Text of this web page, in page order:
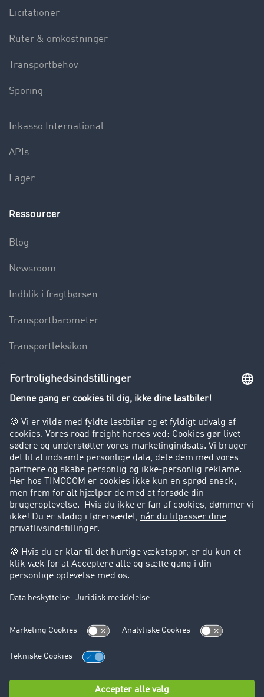
Licitationer
Ruter & omkostninger
Transportbehov
Sporing
Inkasso International
APIs
Lager
Ressourcer
Blog
Newsroom
Indblik i fragtbørsen
Transportbarometer
Transportleksikon
Lastbilkørsel forbudt
Kunder hverver kunder
Success Stories
Support
Support
Juridiske forhold
Kolofon
Brugerbetingelser